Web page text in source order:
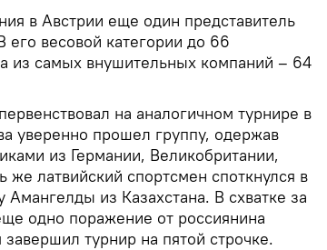
в Австрии еще один представитель
его весовой категории до 66
из самых внушительных компаний – 64
на аналогичном турнире в
уверенно прошел группу, одержав
из Германии, Великобритании,
латвийский спортсмен споткнулся в
из Казахстана. В схватке за
одно поражение от россиянина
турнир на пятой строчке.